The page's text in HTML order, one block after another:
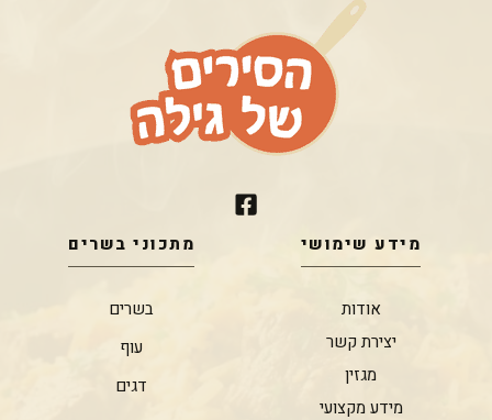
מידע שימושי
אודות
יצירת קשר
מגזין
מידע מקצועי
מתכוני בשרים
בשרים
עוף
דגים